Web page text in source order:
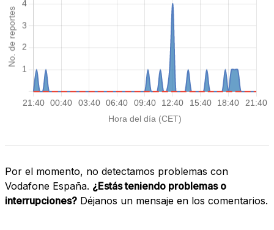
Por el momento, no detectamos problemas con
Vodafone España. ¿Estás teniendo problemas o
interrupciones? Déjanos un mensaje en los comentarios.